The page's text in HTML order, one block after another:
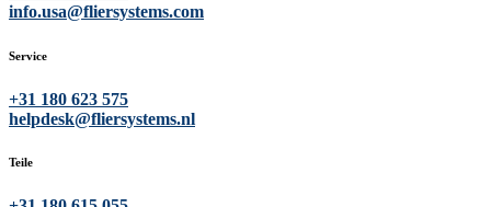
info.usa@fliersystems.com
Service
+31 180 623 575
helpdesk@fliersystems.nl
Teile